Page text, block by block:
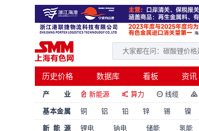
历史价格 数据库 看板 资讯
产 业  新能源  算力  线缆 
基本金属
铜 铝 铅 锌 锡 镍
新能源
锂电 钠电 储能 氢能